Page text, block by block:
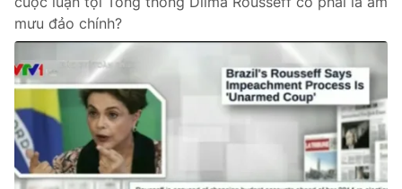
mưu đảo chính?